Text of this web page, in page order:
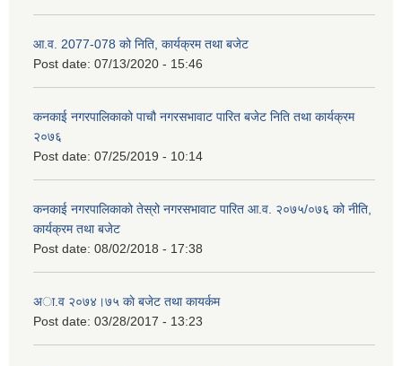
आ.व. 2077-078 को निति, कार्यक्रम तथा बजेट
Post date: 07/13/2020 - 15:46
कनकाई नगरपालिकाको पाचौ नगरसभावाट पारित बजेट निति तथा कार्यक्रम
२०७६
Post date: 07/25/2019 - 10:14
कनकाई नगरपालिकाको तेस्रो नगरसभावाट पारित आ.व. २०७५/०७६ को नीति,
कार्यक्रम तथा बजेट
Post date: 08/02/2018 - 17:38
अा.व २०७४।७५ काे बजेट तथा कायर्कम
Post date: 03/28/2017 - 13:23